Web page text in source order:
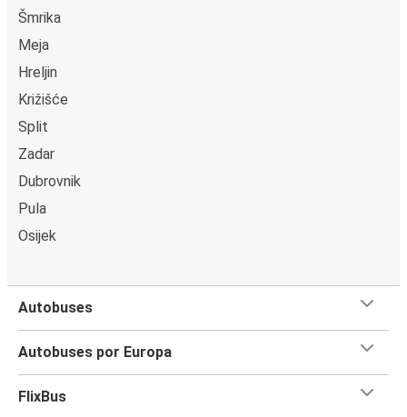
Šmrika
Meja
Hreljin
Križišće
Split
Zadar
Dubrovnik
Pula
Osijek
Autobuses
Autobuses por Europa
FlixBus